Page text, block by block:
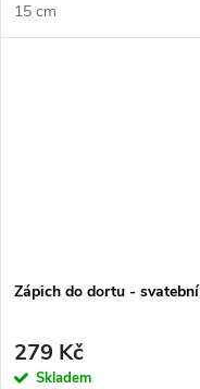
15 cm
Zápich do dortu - svatební
279 Kč
Skladem